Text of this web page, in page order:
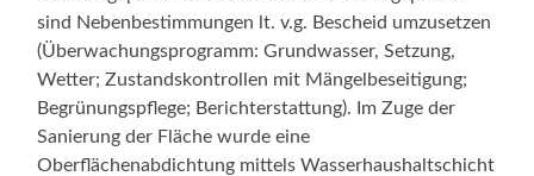
sind Nebenbestimmungen lt. v.g. Bescheid umzusetzen
(Überwachungsprogramm: Grundwasser, Setzung,
Wetter; Zustandskontrollen mit Mängelbeseitigung;
Begrünungspflege; Berichterstattung). Im Zuge der
Sanierung der Fläche wurde eine
Oberflächenabdichtung mittels Wasserhaushaltschicht